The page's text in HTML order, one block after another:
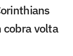
cobra volta